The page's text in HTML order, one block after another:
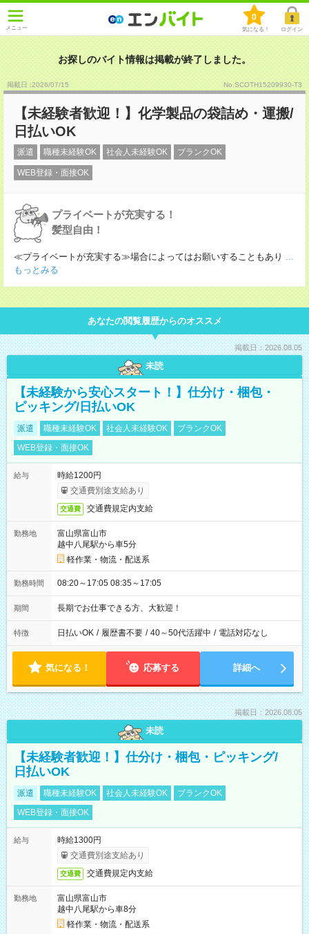
メニュー
0
気になる！ ログイン
お探しのバイト情報は掲載が終了しました。
掲載日 :2026/07/15 No.SCOTH15209930-T3
【未経験者歓迎！】化学製品の袋詰め・運搬/
日払いOK
派遣 職種未経験OK 社会人未経験OK ブランクOK
WEB登録・面接OK
プライベートが充実する！
髪型自由！
≪プライベートが充実する≫場合によってはお願いすることもあり ...
もっとみる
あなたの閲覧履歴からのオススメ
掲載日：2026.08.05
未読
【未経験から安心スタート！】仕分け・梱包・
ピッキング/日払いOK
派遣 職種未経験OK 社会人未経験OK
ブランクOK
WEB登録・面接OK
給与
時給1200円
交通費別途支給あり
交通費 交通費規定内支給
勤務地
富山県富山市
越中八尾駅から車5分
軽作業・物流・配送系
勤務時間 08:20～17:05 08:35～17:05
期間 長期でお仕事できる方、大歓迎！
特徴 日払いOK / 履歴書不要 / 40～50代活躍中 / 電話対応なし
気になる！ 応募する 詳細へ
掲載日：2026.08.05
未読
【未経験者歓迎！】仕分け・梱包・ピッキング/
日払いOK
派遣 職種未経験OK 社会人未経験OK
ブランクOK
WEB登録・面接OK
給与
時給1300円
交通費別途支給あり
交通費 交通費規定内支給
勤務地
富山県富山市
越中八尾駅から車8分
軽作業・物流・配送系